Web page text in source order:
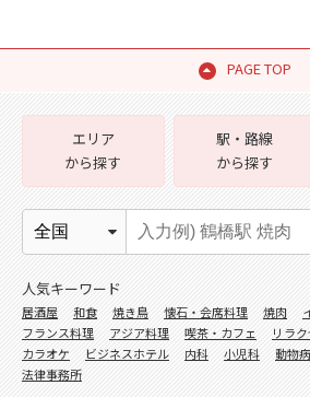
PAGE TOP
エリア
から探す
駅・路線
から探す
人気キーワード
居酒屋 和食 焼き鳥 懐石・会席料理 焼肉
フランス料理
アジア料理 喫茶・カフェ リラ
カラオケ
ビジネスホテル 内科 小児科 動物
法律事務所